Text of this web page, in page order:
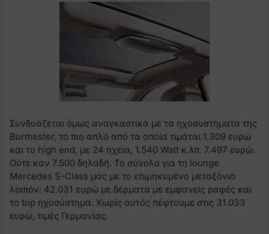
Συνδυάζεται όμως αναγκαστικά με τα ηχοσυστήματα της
Burmester, το πιο απλό από τα οποία τιμάται 1.309 ευρώ
και το high end, με 24 ηχεία, 1.540 Watt κ.λπ. 7.497 ευρώ.
Ούτε καν 7.500 δηλαδή. Το σύνολο για τη lounge
Mercedes S-Class μας με το επιμηκυμένο μεταξόνιο
λοιπόν: 42.031 ευρώ με δέρματα με εμφανείς ραφές και
το top ηχοσύστημα. Χωρίς αυτός πέφτουμε στις 31.033
ευρώ, τιμές Γερμανίας.